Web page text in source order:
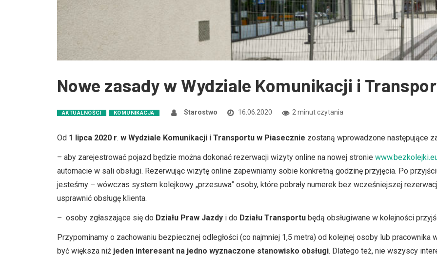
Nowe zasady w Wydziale Komunikacji i
AKTUALNOŚCI KOMUNIKACJA Starostwo 16.06.2020 2 minut czytania
Od 1 lipca 2020 r. w Wydziale Komunikacji i Transportu w Piasecznie zostaną wprowadzone następujące
– aby zarejestrować pojazd będzie można dokonać rezerwacji wizyty online na nowej stronie
automacie w sali obsługi. Rezerwując wizytę online zapewniamy sobie konkretną godzinę przyjęcia. Po
jesteśmy – wówczas system kolejkowy „przesuwa” osoby, które pobrały numerek bez wcześniejszej
usprawnić obsługę klienta.
– osoby zgłaszające się do Działu Praw Jazdy i do Działu Transportu będą obsługiwane w kolejności
Przypominamy o zachowaniu bezpiecznej odległości (co najmniej 1,5 metra) od kolejnej osoby lub pracownika
być większa niż jeden interesant na jedno wyznaczone stanowisko obsługi. Dlatego też, nie wszyscy